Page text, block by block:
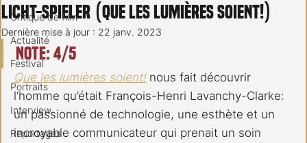
Critique de film
Actualité
Festival
Portraits
Interview
Reportages
Licht-Spieler (Que les lumières soient!)
Dernière mise à jour : 22 janv. 2023
Note: 4/5
Que les lumières soient! nous fait découvrir
l’homme qu’était François-Henri Lavanchy-Clarke:
un passionné de technologie, une esthète et un
incroyable communicateur qui prenait un soin